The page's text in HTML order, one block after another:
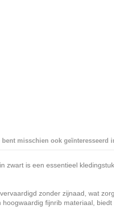
bent misschien ook geïnteresseerd
zwart is een essentieel
zonder zijnaad, wat
hoogwaardig fijnrib materiaal,